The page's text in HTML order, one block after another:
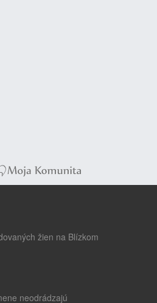
žien na Blízkom
neodrádzajú